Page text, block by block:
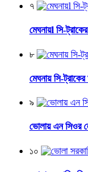
৭
মেঘনায়l সি-
৮
মেঘনায় সি-
৯
ভোলায় এন সিওর
১০